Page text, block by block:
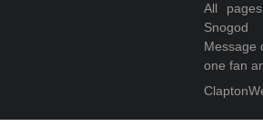
All
Snogod
Message
one fan